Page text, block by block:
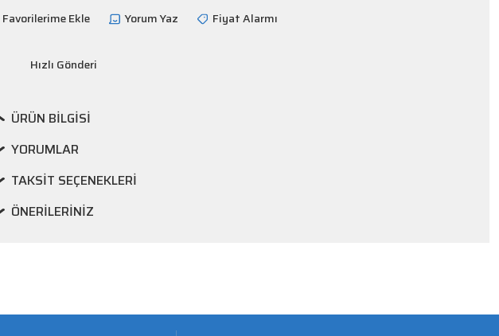
Yorum Yaz Fiyat Alarmı
Hızlı Gönderi
ÜRÜN BILGISI
YORUMLAR
TAKSIT SEÇENEKLERI
ÖNERILERINIZ